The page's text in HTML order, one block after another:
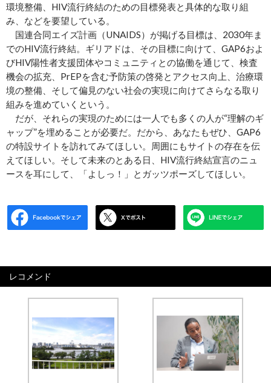
環境整備、HIV流行終結のための目標発表と具体的な取り組
み、などを要望している。
国連合同エイズ計画（UNAIDS）が掲げる目標は、2030年ま
でのHIV流行終結。ギリアドは、その目標に向けて、GAP6およ
びHIV陽性者支援団体やコミュニティとの協働を通じて、検査
機会の拡充、PrEPを含む予防策の啓発とアクセス向上、治療環
境の整備、そして偏見のない社会の実現に向けてさらなる取り
組みを進めていくという。
だが、それらの実現のためには一人でも多くの人が“理解のギ
ャップ”を埋めることが必要だ。だから、あなたもぜひ、GAP6
の特設サイトを訪れてみてほしい。周囲にもサイトの存在を伝
えてほしい。そして未来のとある日、HIV流行終結宣言のニュ
ースを耳にして、「よしっ！」とガッツポーズしてほしい。
レコメンド